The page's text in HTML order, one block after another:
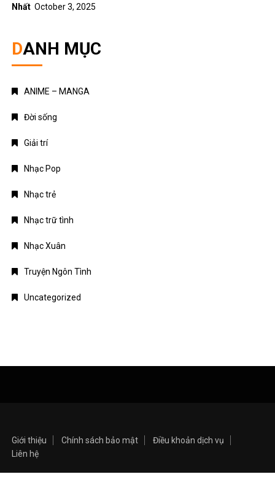
Nhất October 3, 2025
DANH MỤC
ANIME – MANGA
Đời sống
Giải trí
Nhạc Pop
Nhạc trẻ
Nhạc trữ tình
Nhạc Xuân
Truyện Ngôn Tình
Uncategorized
Giới thiệu Chính sách bảo mật
Điều khoản dịch vụ
Liên hệ